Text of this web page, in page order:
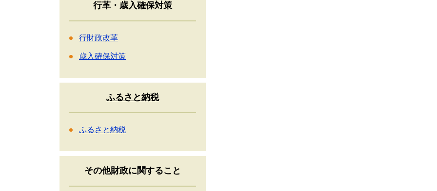
行革・歳入確保対策
行財政改革
歳入確保対策
ふるさと納税
ふるさと納税
その他財政に関すること